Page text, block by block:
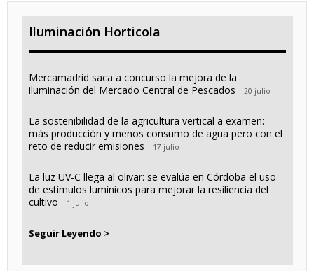
Iluminación Horticola
Mercamadrid saca a concurso la mejora de la
iluminación del Mercado Central de Pescados
20 julio
La sostenibilidad de la agricultura vertical a examen:
más producción y menos consumo de agua pero con el
reto de reducir emisiones
17 julio
La luz UV-C llega al olivar: se evalúa en Córdoba el uso
de estímulos lumínicos para mejorar la resiliencia del
cultivo
1 julio
Seguir Leyendo >